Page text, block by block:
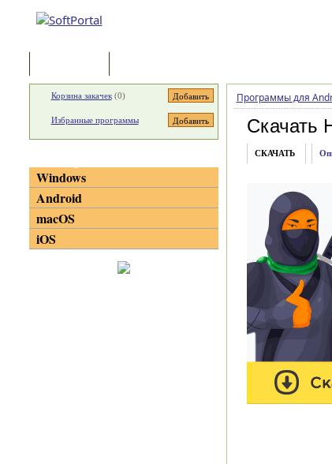
Программы для
Скачать
СКАЧАТЬ
Корзина закачек(0)
Избранные программы
Windows
Android
macOS
iOS